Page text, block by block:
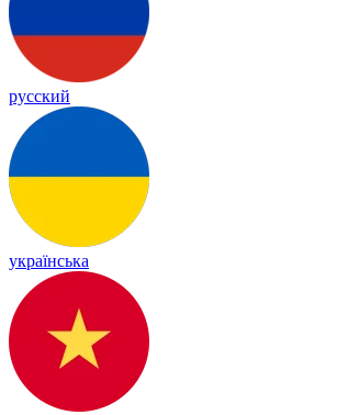
русский
українська